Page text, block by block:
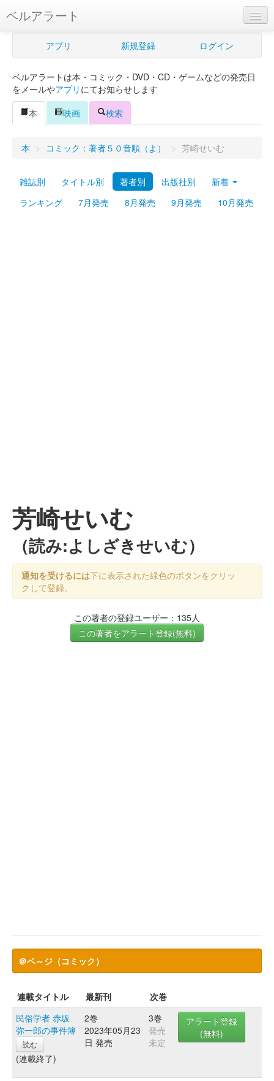
ベルアラート
ベルアラートとは
新規登録
ログイン
Myシェルフ
プレミアム
アプリ 新規登録 ログイン
ベルアラートは本・コミック・DVD・CD・ゲームなどの発売日
をメールやアプリ にてお知らせします
本
映画 検索
本 > コミック：著者５０音順（よ） > 芳崎せいむ
雑誌別 タイトル別 著者別 出版社別
新着
ランキング
7月発売 8月発売 9月発売 10月発売
芳崎せいむ
（読み:よしざきせいむ）
通知を受けるには下に表示された緑色のボタンをクリッ
クして登録。
この著者の登録ユーザー：135人
この著者をアラート登録(無料)
＠ペ～ジ（コミック）
連載タイトル 最新刊
次巻
民俗学者 赤坂
弥一郎の事件簿
読む
(連載終了)
2巻
2023年05月23
日 発売
3巻
発売
未定
アラート登録
(無料)